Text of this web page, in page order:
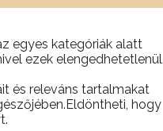
egyes kategóriák alatt
ezek elengedhetetlenül
és releváns tartalmakat
hogy